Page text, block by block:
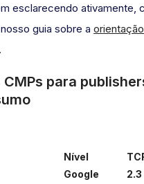
esclarecendo ativamente,
guia sobre a
.
para
Nível
Google
2.3